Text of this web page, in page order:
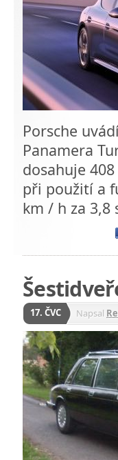
Porsche
Panamera
dosahuje
při použití a
km / h za
17. ČVC Napsal